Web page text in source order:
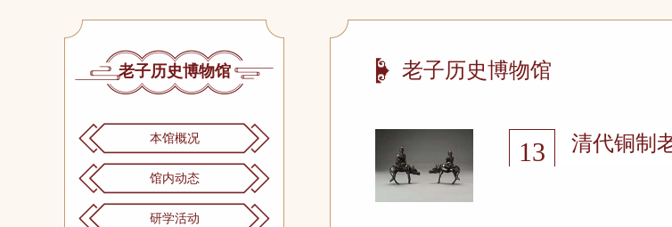
老子历史博物馆
本馆概况
馆内动态
研学活动
老子历史博物馆
13 清代铜制